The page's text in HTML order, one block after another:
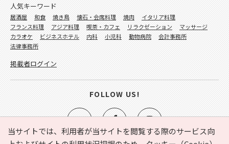
当サイトでは、利用者が当サイトを閲覧する際のサービス向
人気キーワード
居酒屋 和食 焼き鳥 懐石・会席料理 焼肉
イタリア料理
フランス料理
アジア料理 喫茶・カフェ リラクゼーション
マッサージ
カラオケ
ビジネスホテル 内科 小児科 動物病院
会計事務所
法律事務所
掲載者ログイン
FOLLOW US!